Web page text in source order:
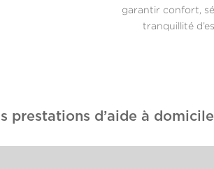
garantir confort,
tranquillité
prestations d’aide à